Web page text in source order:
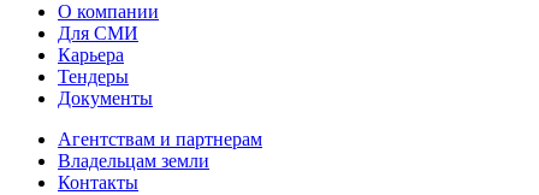
О компании
Для СМИ
Карьера
Тендеры
Документы
Агентствам и партнерам
Владельцам земли
Контакты